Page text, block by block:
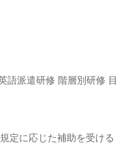
語派遣研修 階層別研修 目
定に応じた補助を受ける